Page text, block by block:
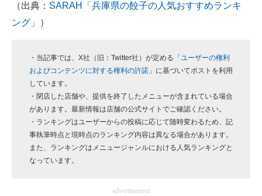
経営リーダーのコミュニティ
ITエンジニア向け専門サイト
企業向けIT製品の総合サイト
IT製品の技術・比較・事例
製造業のIT導入・活用を支援
（出典： SARAH「兵庫県の餃子の人気おすすめランキ
ング」
）
・当記事では、X社（旧：Twitter社）が定める「 ユーザーの権利
およびコンテンツに対する権利の許諾 」に基づいてポストを利用
しています。
・閉店した店舗や、提供を終了したメニューが含まれている場合
があります。最新情報は店舗の公式サイトでご確認ください。
・ランキングはユーザーからの投稿に応じて随時変わるため、記
事執筆時点と現時点のランキング内容は異なる場合があります。
また、ランキングはメニュージャンルにおける人気ランキングと
なっています。
advertisement